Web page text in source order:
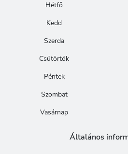
Hétfő
Kedd
Szerda
Csütörtök
Péntek
Szombat
Vasárnap
Általános